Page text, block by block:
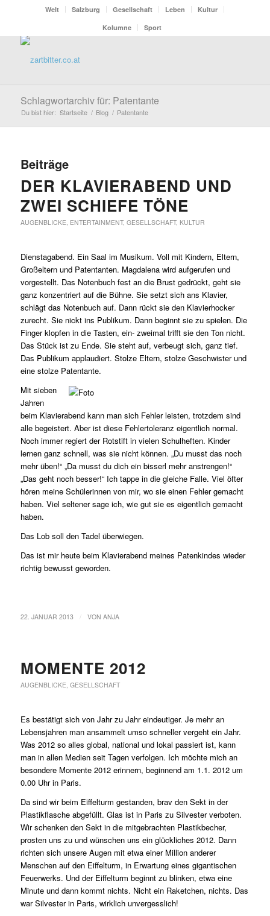
Welt Salzburg Gesellschaft Leben
Kultur
Kolumne
Sport
Schlagwortarchiv für: Patentante
Du bist hier: Startseite / Blog / Patentante
Beiträge
DER KLAVIERABEND UND
ZWEI SCHIEFE TÖNE
AUGENBLICKE, ENTERTAINMENT, GESELLSCHAFT, KULTUR
Dienstagabend. Ein Saal im Musikum. Voll mit Kindern, Eltern,
Großeltern und Patentanten. Magdalena wird aufgerufen und
vorgestellt. Das Notenbuch fest an die Brust gedrückt, geht sie
ganz konzentriert auf die Bühne. Sie setzt sich ans Klavier,
schlägt das Notenbuch auf. Dann rückt sie den Klavierhocker
zurecht. Sie nickt ins Publikum. Dann beginnt sie zu spielen. Die
Finger klopfen in die Tasten, ein- zweimal trifft sie den Ton nicht.
Das Stück ist zu Ende. Sie steht auf, verbeugt sich, ganz tief.
Das Publikum applaudiert. Stolze Eltern, stolze Geschwister und
eine stolze Patentante.
Mit sieben
Jahren
beim Klavierabend kann man sich Fehler leisten, trotzdem sind
alle begeistert. Aber ist diese Fehlertoleranz eigentlich normal.
Noch immer regiert der Rotstift in vielen Schulheften. Kinder
lernen ganz schnell, was sie nicht können. „Du musst das noch
mehr üben!“ „Da musst du dich ein bisserl mehr anstrengen!“
„Das geht noch besser!“ Ich tappe in die gleiche Falle. Viel öfter
hören meine Schülerinnen von mir, wo sie einen Fehler gemacht
haben. Viel seltener sage ich, wie gut sie es eigentlich gemacht
haben.
Das Lob soll den Tadel überwiegen.
Das ist mir heute beim Klavierabend meines Patenkindes wieder
richtig bewusst geworden.
22. JANUAR 2013 VON ANJA
MOMENTE 2012
AUGENBLICKE, GESELLSCHAFT
Es bestätigt sich von Jahr zu Jahr eindeutiger. Je mehr an
Lebensjahren man ansammelt umso schneller vergeht ein Jahr.
Was 2012 so alles global, national und lokal passiert ist, kann
man in allen Medien seit Tagen verfolgen. Ich möchte mich an
besondere Momente 2012 erinnern, beginnend am 1.1. 2012 um
0.00 Uhr in Paris.
Da sind wir beim Eiffelturm gestanden, brav den Sekt in der
Plastikflasche abgefüllt. Glas ist in Paris zu Silvester verboten.
Wir schenken den Sekt in die mitgebrachten Plastikbecher,
prosten uns zu und wünschen uns ein glückliches 2012. Dann
richten sich unsere Augen mit etwa einer Million anderer
Menschen auf den Eiffelturm, in Erwartung eines gigantischen
Feuerwerks. Und der Eiffelturm beginnt zu blinken, etwa eine
Minute und dann kommt nichts. Nicht ein Raketchen, nichts. Das
war Silvester in Paris, wirklich unvergesslich!